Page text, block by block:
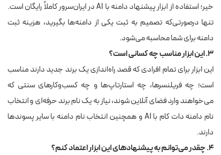
خیر؛ استفاده از ابزار پیشنهاد دامنه با AI در ایران‌سرور کاملاً رایگان است.
تنها درصورتی‌که تصمیم به ثبت یکی از دامنه‌ها بگیرید، هزینه ثبت
دامنه برای شما محاسبه می‌شود.
۳. این ابزار مناسب چه کسانی است؟
این ابزار برای تمام افرادی که قصد راه‌اندازی یک برند جدید دارند مناسب
است؛ چه فریلنسرها، چه استارتاپ‌ها و چه کسب‌وکارهای سنتی که
می‌خواهند وارد فضای آنلاین شوند، نیاز به یک نام برند حرفه‌ای و انتخاب
نام دامنه دات کام با AI و همچنین انتخاب نام دامنه با سایر پسوندها
دارند.
۴. چقدر می‌توانم به پیشنهادهای این ابزار اعتماد کنم؟